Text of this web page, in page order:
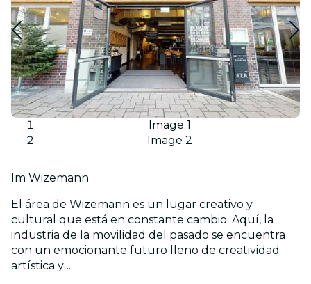
Image 1
Image 2
Im Wizemann
El área de Wizemann es un lugar creativo y
cultural que está en constante cambio. Aquí, la
industria de la movilidad del pasado se encuentra
con un emocionante futuro lleno de creatividad
artística y ...